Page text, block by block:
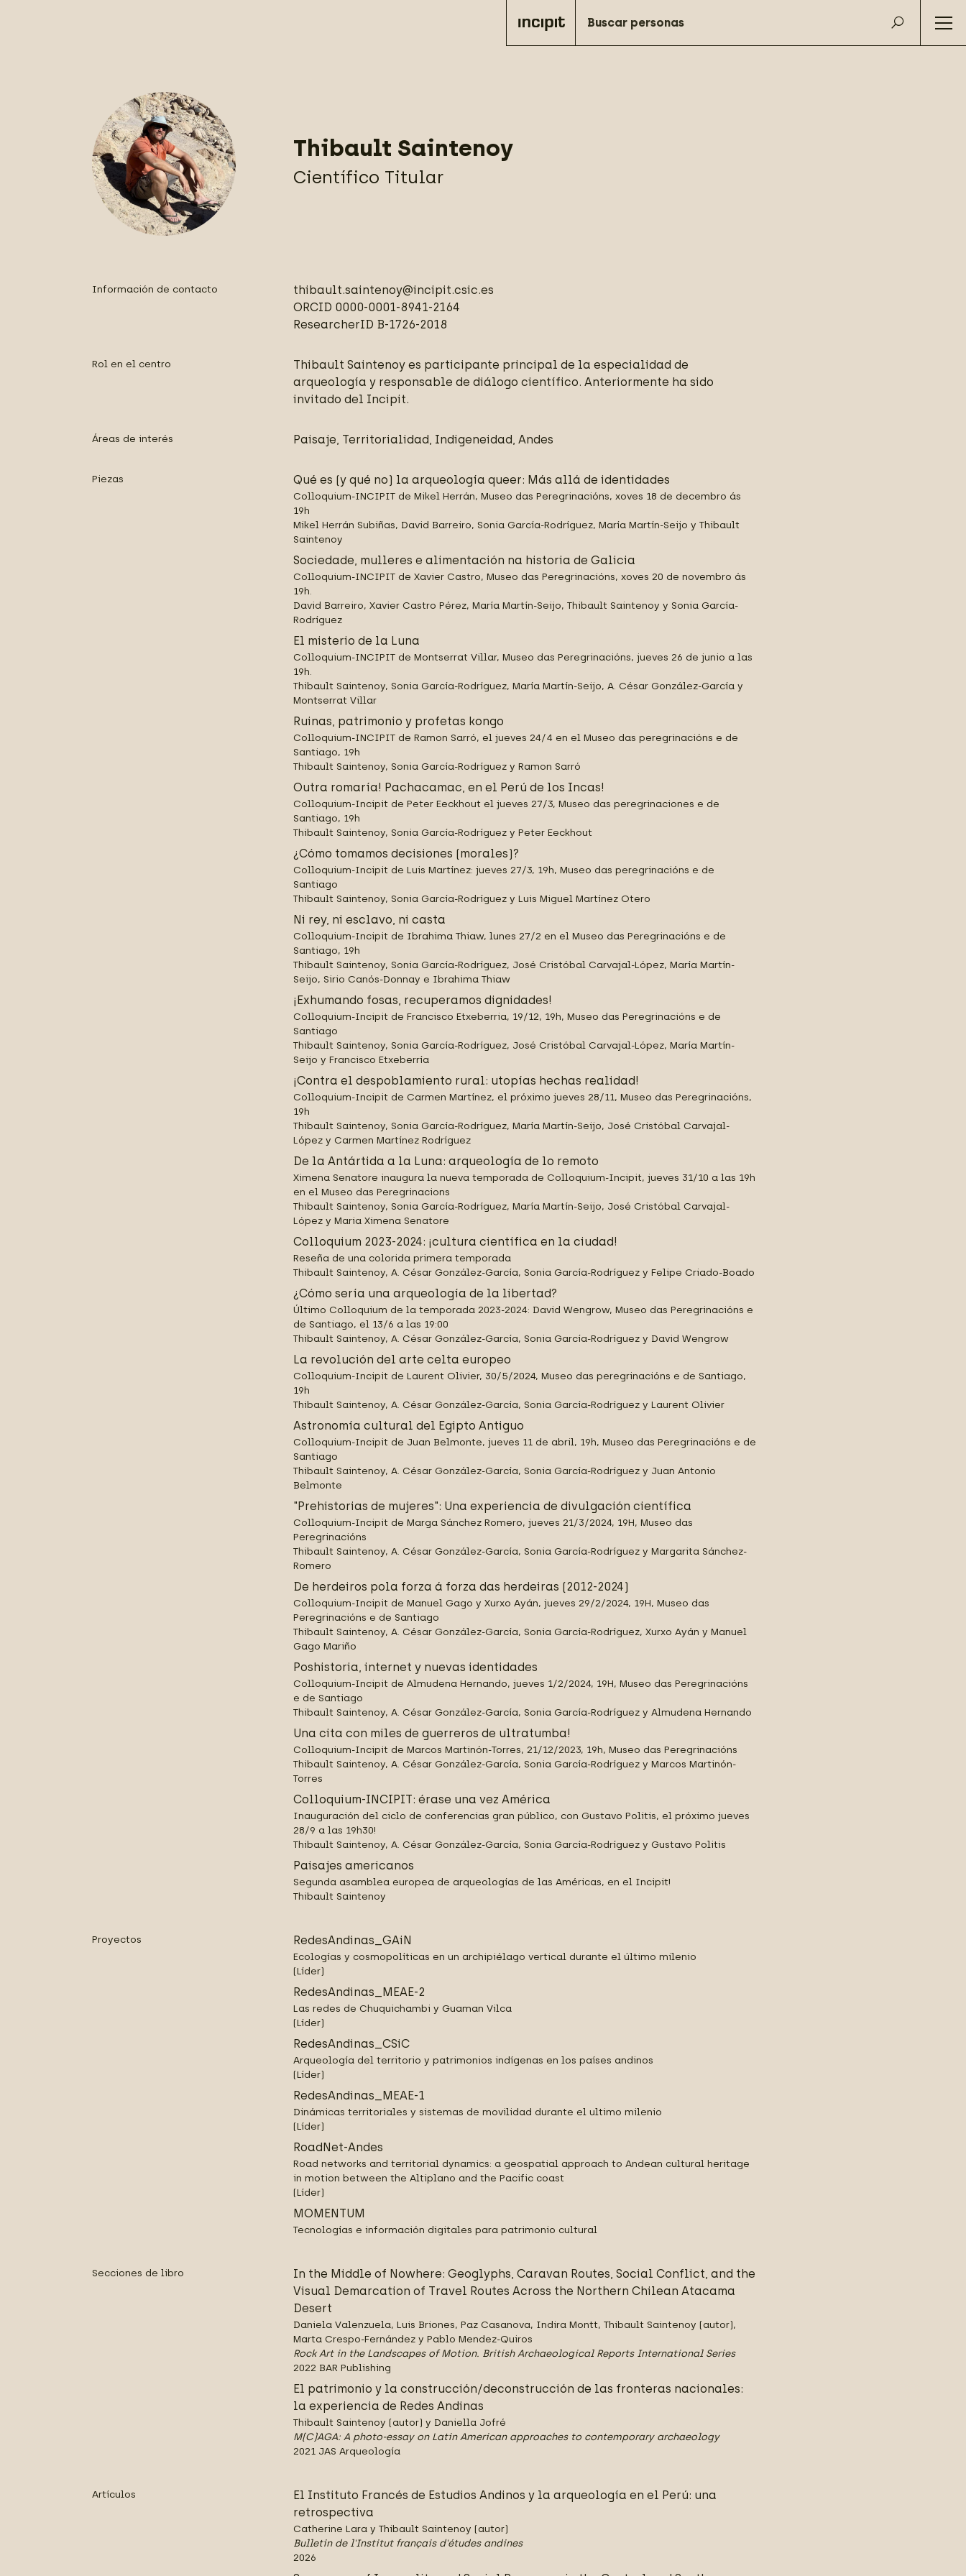
Thibault Saintenoy
Científico Titular
Información de contacto
thibault.saintenoy@incipit.csic.es
ORCID 0000-0001-8941-2164
ResearcherID B-1726-2018
Rol en el centro
Thibault Saintenoy es participante principal de la especialidad de
arqueología y responsable de diálogo científico. Anteriormente ha sido
invitado del Incipit.
Áreas de interés Paisaje, Territorialidad, Indigeneidad, Andes
Piezas Qué es (y qué no) la arqueología queer: Más allá de identidades
Colloquium-INCIPIT de Mikel Herrán, Museo das Peregrinacións, xoves 18 de decembro ás
19h
Mikel Herrán Subiñas, David Barreiro, Sonia García-Rodríguez, María Martín-Seijo y Thibault
Saintenoy
Sociedade, mulleres e alimentación na historia de Galicia
Colloquium-INCIPIT de Xavier Castro, Museo das Peregrinacións, xoves 20 de novembro ás
19h.
David Barreiro, Xavier Castro Pérez, María Martín-Seijo, Thibault Saintenoy y Sonia García-
Rodríguez
El misterio de la Luna
Colloquium-INCIPIT de Montserrat Villar, Museo das Peregrinacións, jueves 26 de junio a las
19h.
Thibault Saintenoy, Sonia García-Rodríguez, María Martín-Seijo, A. César González-García y
Montserrat Villar
Ruinas, patrimonio y profetas kongo
Colloquium-INCIPIT de Ramon Sarró, el jueves 24/4 en el Museo das peregrinacións e de
Santiago, 19h
Thibault Saintenoy, Sonia García-Rodríguez y Ramon Sarró
Outra romaría! Pachacamac, en el Perú de los Incas!
Colloquium-Incipit de Peter Eeckhout el jueves 27/3, Museo das peregrinaciones e de
Santiago, 19h
Thibault Saintenoy, Sonia García-Rodríguez y Peter Eeckhout
¿Cómo tomamos decisiones (morales)?
Colloquium-Incipit de Luis Martínez: jueves 27/3, 19h, Museo das peregrinacións e de
Santiago
Thibault Saintenoy, Sonia García-Rodríguez y Luis Miguel Martínez Otero
Ni rey, ni esclavo, ni casta
Colloquium-Incipit de Ibrahima Thiaw, lunes 27/2 en el Museo das Peregrinacións e de
Santiago, 19h
Thibault Saintenoy, Sonia García-Rodríguez, José Cristóbal Carvajal-López, María Martín-
Seijo, Sirio Canós-Donnay e Ibrahima Thiaw
¡Exhumando fosas, recuperamos dignidades!
Colloquium-Incipit de Francisco Etxeberria, 19/12, 19h, Museo das Peregrinacións e de
Santiago
Thibault Saintenoy, Sonia García-Rodríguez, José Cristóbal Carvajal-López, María Martín-
Seijo y Francisco Etxeberría
¡Contra el despoblamiento rural: utopías hechas realidad!
Colloquium-Incipit de Carmen Martínez, el próximo jueves 28/11, Museo das Peregrinacións,
19h
Thibault Saintenoy, Sonia García-Rodríguez, María Martín-Seijo, José Cristóbal Carvajal-
López y Carmen Martínez Rodríguez
De la Antártida a la Luna: arqueología de lo remoto
Ximena Senatore inaugura la nueva temporada de Colloquium-Incipit, jueves 31/10 a las 19h
en el Museo das Peregrinacions
Thibault Saintenoy, Sonia García-Rodríguez, María Martín-Seijo, José Cristóbal Carvajal-
López y Maria Ximena Senatore
Colloquium 2023-2024: ¡cultura científica en la ciudad!
Reseña de una colorida primera temporada
Thibault Saintenoy, A. César González-García, Sonia García-Rodríguez y Felipe Criado-Boado
¿Cómo sería una arqueología de la libertad?
Último Colloquium de la temporada 2023-2024: David Wengrow, Museo das Peregrinacións e
de Santiago, el 13/6 a las 19:00
Thibault Saintenoy, A. César González-García, Sonia García-Rodríguez y David Wengrow
La revolución del arte celta europeo
Colloquium-Incipit de Laurent Olivier, 30/5/2024, Museo das peregrinacións e de Santiago,
19h
Thibault Saintenoy, A. César González-García, Sonia García-Rodríguez y Laurent Olivier
Astronomía cultural del Egipto Antiguo
Colloquium-Incipit de Juan Belmonte, jueves 11 de abril, 19h, Museo das Peregrinacións e de
Santiago
Thibault Saintenoy, A. César González-García, Sonia García-Rodríguez y Juan Antonio
Belmonte
"Prehistorias de mujeres": Una experiencia de divulgación científica
Colloquium-Incipit de Marga Sánchez Romero, jueves 21/3/2024, 19H, Museo das
Peregrinacións
Thibault Saintenoy, A. César González-García, Sonia García-Rodríguez y Margarita Sánchez-
Romero
De herdeiros pola forza á forza das herdeiras (2012-2024)
Colloquium-Incipit de Manuel Gago y Xurxo Ayán, jueves 29/2/2024, 19H, Museo das
Peregrinacións e de Santiago
Thibault Saintenoy, A. César González-García, Sonia García-Rodríguez, Xurxo Ayán y Manuel
Gago Mariño
Poshistoria, internet y nuevas identidades
Colloquium-Incipit de Almudena Hernando, jueves 1/2/2024, 19H, Museo das Peregrinacións
e de Santiago
Thibault Saintenoy, A. César González-García, Sonia García-Rodríguez y Almudena Hernando
Una cita con miles de guerreros de ultratumba!
Colloquium-Incipit de Marcos Martinón-Torres, 21/12/2023, 19h, Museo das Peregrinacións
Thibault Saintenoy, A. César González-García, Sonia García-Rodríguez y Marcos Martinón-
Torres
Colloquium-INCIPIT: érase una vez América
Inauguración del ciclo de conferencias gran público, con Gustavo Politis, el próximo jueves
28/9 a las 19h30!
Thibault Saintenoy, A. César González-García, Sonia García-Rodríguez y Gustavo Politis
Paisajes americanos
Segunda asamblea europea de arqueologías de las Américas, en el Incipit!
Thibault Saintenoy
Proyectos RedesAndinas_GAiN
Ecologías y cosmopolíticas en un archipiélago vertical durante el último milenio
(Líder)
RedesAndinas_MEAE-2
Las redes de Chuquichambi y Guaman Vilca
(Líder)
RedesAndinas_CSiC
Arqueología del territorio y patrimonios indígenas en los países andinos
(Líder)
RedesAndinas_MEAE-1
Dinámicas territoriales y sistemas de movilidad durante el ultimo milenio
(Líder)
RoadNet-Andes
Road networks and territorial dynamics: a geospatial approach to Andean cultural heritage
in motion between the Altiplano and the Pacific coast
(Líder)
MOMENTUM
Tecnologías e información digitales para patrimonio cultural
Secciones de libro
In the Middle of Nowhere: Geoglyphs, Caravan Routes, Social Conflict, and the
Visual Demarcation of Travel Routes Across the Northern Chilean Atacama
Desert
Daniela Valenzuela, Luis Briones, Paz Casanova, Indira Montt, Thibault Saintenoy (autor),
Marta Crespo-Fernández y Pablo Mendez-Quiros
Rock Art in the Landscapes of Motion. British Archaeological Reports International Series
2022 BAR Publishing
El patrimonio y la construcción/deconstrucción de las fronteras nacionales:
la experiencia de Redes Andinas
Thibault Saintenoy (autor) y Daniella Jofré
M(C)AGA: A photo-essay on Latin American approaches to contemporary archaeology
2021 JAS Arqueología
Artículos
El Instituto Francés de Estudios Andinos y la arqueología en el Perú: una
retrospectiva
Catherine Lara y Thibault Saintenoy (autor)
Bulletin de l'Institut français d'études andines
2026